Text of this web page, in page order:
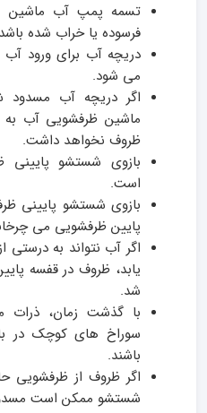
تسمه پمپ آب ماشین
فرسوده یا خراب شده
دریچه آب برای ورود آب
می شود.
اگر دریچه آب مسدود
ماشین ظرفشویی آب به
ظروف نخواهد داشت.
بازوی شستشو پایینی
است.
بازوی شستشو پایینی
پایین ظرفشویی می
اگر آب نتواند به
یابد، ظروف در قفسه
شد.
با گذشت زمان، ذرات
سوراخ های کوچک در
باشند.
اگر ظروف از ظرفشویی
شستشو ممکن است